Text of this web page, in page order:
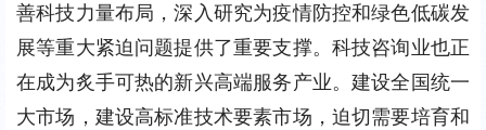
善科技力量布局，深入研究为疫情防控和绿色低碳发
展等重大紧迫问题提供了重要支撑。科技咨询业也正
在成为炙手可热的新兴高端服务产业。建设全国统一
大市场，建设高标准技术要素市场，迫切需要培育和